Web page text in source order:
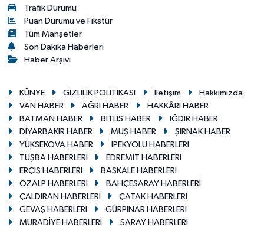
Trafik Durumu
Puan Durumu ve Fikstür
Tüm Manşetler
Son Dakika Haberleri
Haber Arşivi
KÜNYE GİZLİLİK POLİTİKASI İletişim
Hakkımızda
VAN HABER
AĞRI HABER
HAKKÂRİ HABER
BATMAN HABER
BİTLİS HABER
IĞDIR HABER
DİYARBAKIR HABER
MUŞ HABER
ŞIRNAK HABER
YÜKSEKOVA HABER
İPEKYOLU HABERLERİ
TUŞBA HABERLERİ
EDREMİT HABERLERİ
ERÇİŞ HABERLERİ
BAŞKALE HABERLERİ
ÖZALP HABERLERİ
BAHÇESARAY HABERLERİ
ÇALDIRAN HABERLERİ
ÇATAK HABERLERİ
GEVAŞ HABERLERİ
GÜRPINAR HABERLERİ
MURADİYE HABERLERİ
SARAY HABERLERİ